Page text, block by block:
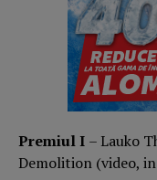
Premiul I – Lauko
Demolition (video,